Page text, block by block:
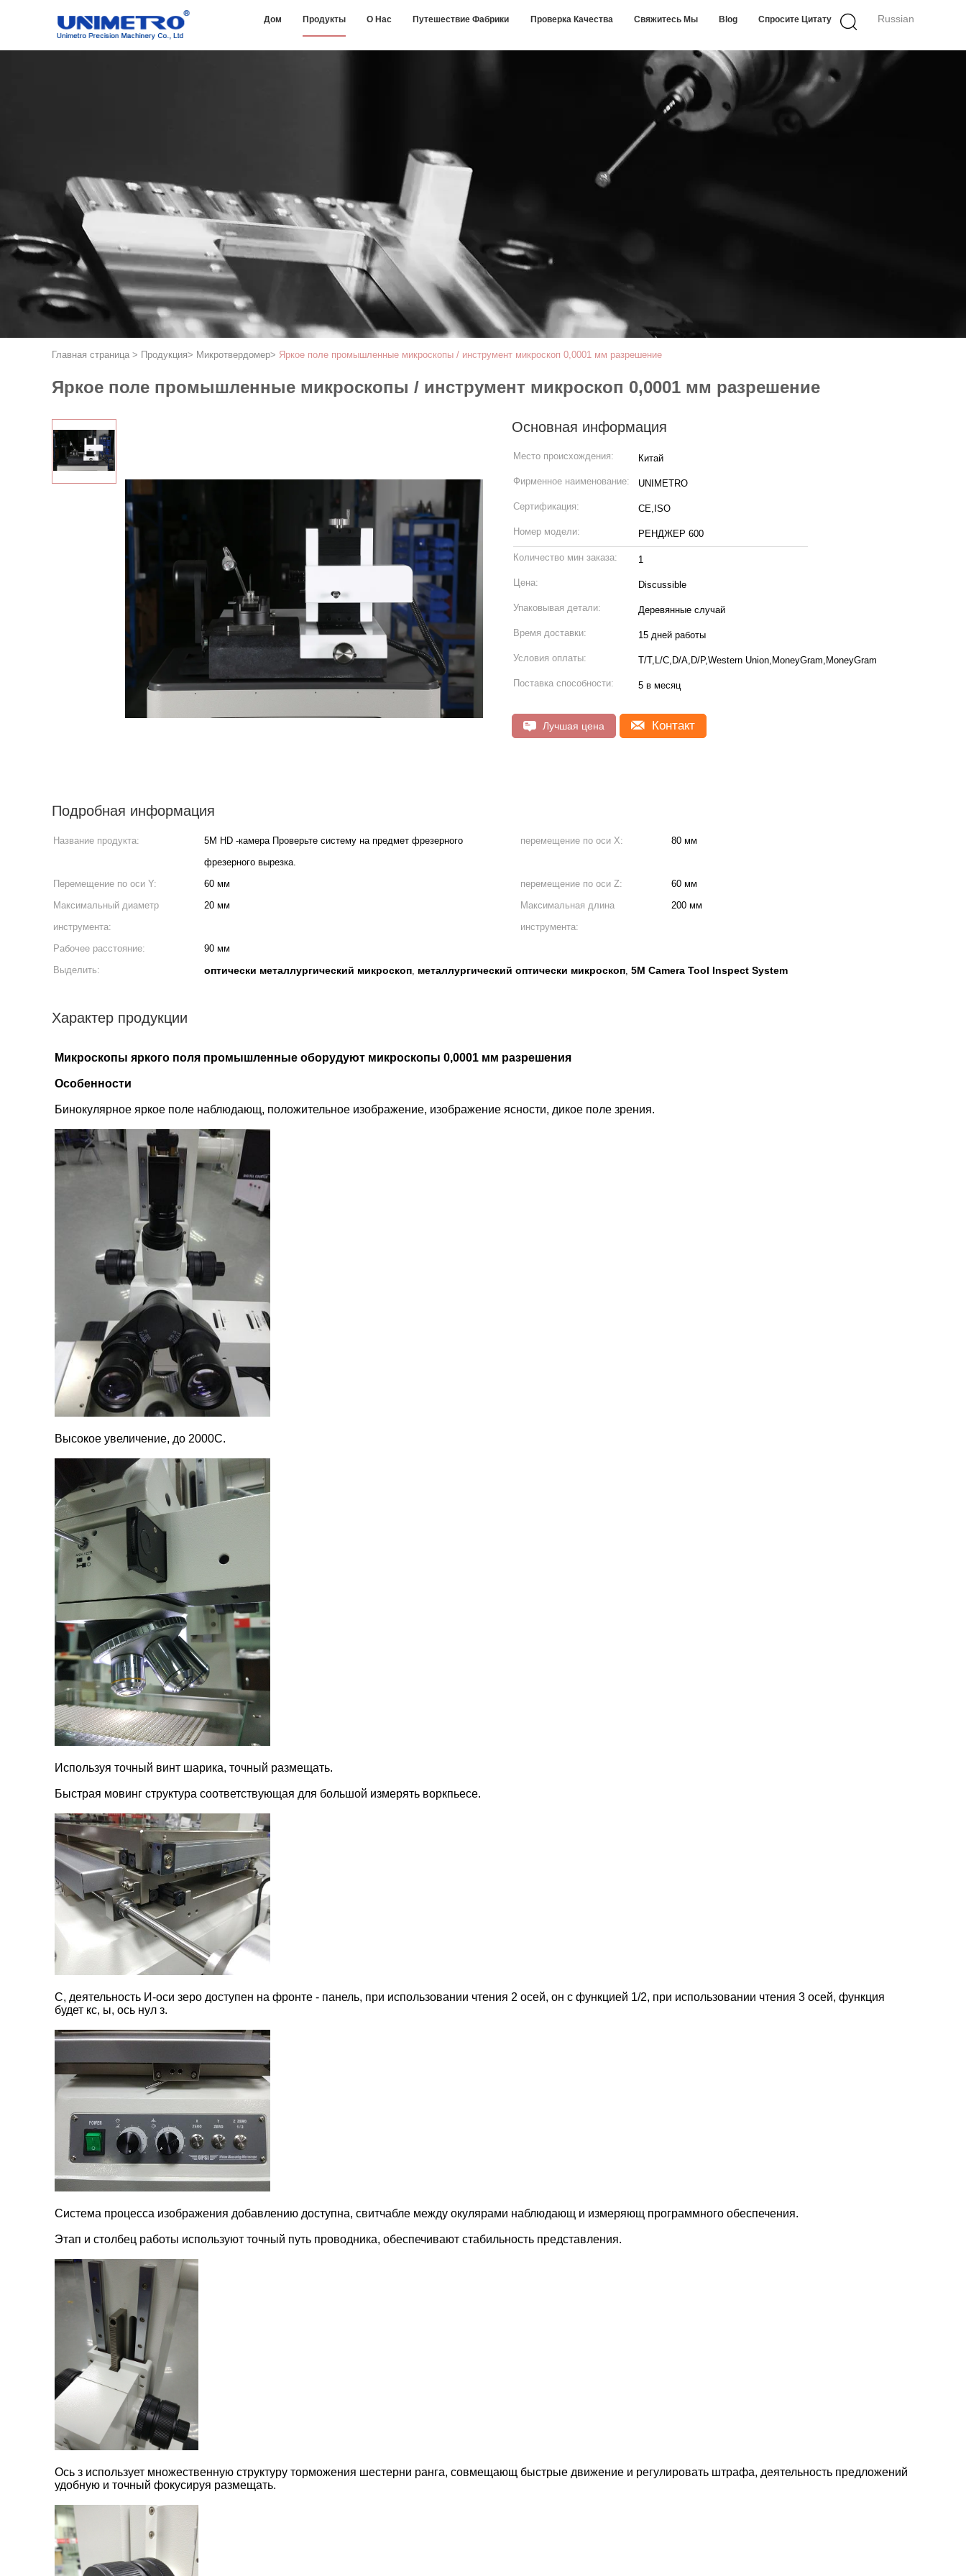
Russian
Дом Продукты О Нас Путешествие Фабрики Проверка Качества Свяжитесь Мы Blog Спросите Цитату
Главная страница > Продукция> Микротвердомер> Яркое поле промышленные микроскопы / инструмент микроскоп 0,0001 мм разрешение
Яркое поле промышленные микроскопы / инструмент микроскоп 0,0001 мм разрешение
Основная информация
Место происхождения: Китай
Фирменное наименование: UNIMETRO
Сертификация: CE,ISO
Номер модели: РЕНДЖЕР 600
Количество мин заказа: 1
Цена: Discussible
Упаковывая детали: Деревянные случай
Время доставки: 15 дней работы
Условия оплаты: T/T,L/C,D/A,D/P,Western Union,MoneyGram,MoneyGram
Поставка способности: 5 в месяц
Лучшая цена Контакт
Подробная информация
Название продукта:
5M HD -камера Проверьте систему на предмет фрезерного
фрезерного вырезка.
перемещение по оси X: 80 мм
Перемещение по оси Y: 60 мм перемещение по оси Z:
60 мм
Максимальный диаметр
инструмента:
20 мм
Максимальная длина
инструмента:
200 мм
Рабочее расстояние:
90 мм
Выделить:
оптически металлургический микроскоп, металлургический оптически микроскоп, 5M Camera Tool Inspect System
Характер продукции
Микроскопы яркого поля промышленные оборудуют микроскопы 0,0001 мм разрешения
Особенности
Бинокулярное яркое поле наблюдающ, положительное изображение, изображение ясности, дикое поле зрения.
Высокое увеличение, до 2000С.
Используя точный винт шарика, точный размещать.
Быстрая мовинг структура соответствующая для большой измерять воркпьесе.
С, деятельность И-оси зеро доступен на фронте - панель, при использовании чтения 2 осей, он с функцией 1/2, при использовании чтения 3 осей, функция
будет кс, ы, ось нул з.
Система процесса изображения добавлению доступна, свитчабле между окулярами наблюдающ и измеряющ программного обеспечения.
Этап и столбец работы используют точный путь проводника, обеспечивают стабильность представления.
Ось з использует множественную структуру торможения шестерни ранга, совмещающ быстрые движение и регулировать штрафа, деятельность предложений
удобную и точный фокусируя размещать.